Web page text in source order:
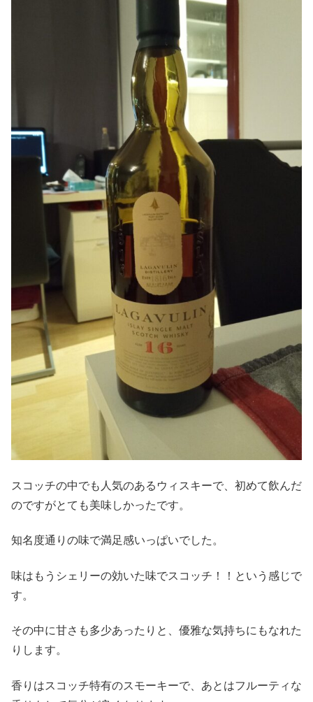
スコッチの中でも人気のあるウィスキーで、初めて飲んだ
のですがとても美味しかったです。
知名度通りの味で満足感いっぱいでした。
味はもうシェリーの効いた味でスコッチ！！という感じで
す。
その中に甘さも多少あったりと、優雅な気持ちにもなれた
りします。
香りはスコッチ特有のスモーキーで、あとはフルーティな